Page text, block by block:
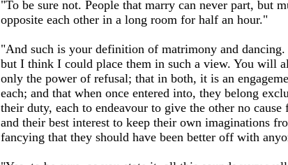
"To be sure not. People that marry can never part, but
opposite each other in a long room for half an hour."
"And such is your definition of matrimony and
but I think I could place them in such a view. You will
only the power of refusal; that in both, it is an
each; and that when once entered into, they belong
their duty, each to endeavour to give the other no
and their best interest to keep their own imaginations
fancying that they should have been better off with